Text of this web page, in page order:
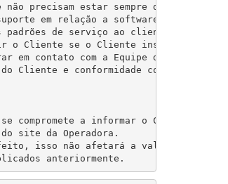
precisam estar sempre disponíveis
em relação a software,
padrões de serviço ao cliente
Cliente se o Cliente insultar os
contato com a Equipe de Suporte
Cliente e conformidade com o
compromete a informar o Cliente
site da Operadora.
isso não afetará a validade de
anteriormente.